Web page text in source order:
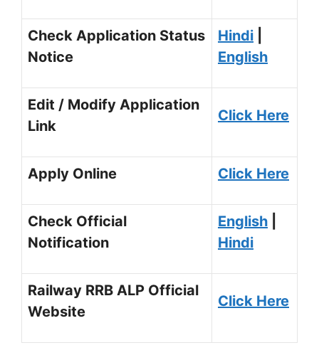
Check Application Status
Notice
Hindi
English
Edit / Modify Application
Link
Click Here
Apply Online Click Here
Check Official
Notification
English
Hindi
Railway RRB ALP Official
Website
Click Here